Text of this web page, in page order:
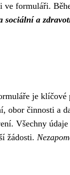
ve formuláři.
sociální a
je klíčové
obor činnosti a
Všechny
žádosti.